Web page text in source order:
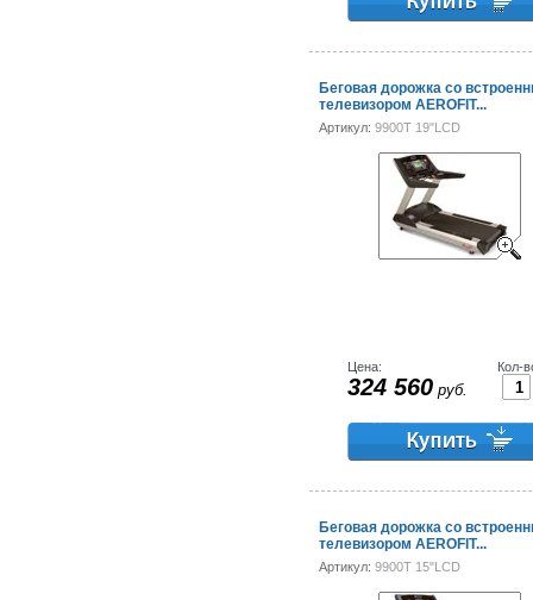
Беговая дорожка со
телевизором AEROFIT...
Артикул: 9900T 19"LCD
Цена:
324 560 руб.
Кол-
Беговая дорожка со
телевизором AEROFIT...
Артикул: 9900T 15"LCD